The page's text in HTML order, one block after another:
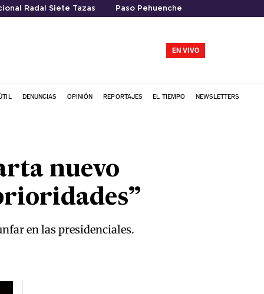
Radal Siete Tazas Paso Pehuenche
EN VIVO
DENUNCIAS OPINIÓN REPORTAJES EL TIEMPO NEWSLETTERS
nuevo
en las presidenciales.